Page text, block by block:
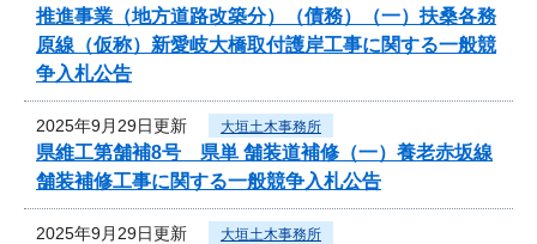
推進事業（地方道路改築分）（債務）（一）扶桑各務
原線（仮称）新愛岐大橋取付護岸工事に関する一般競
争入札公告
2025年9月29日更新 大垣土木事務所
県維工第舗補8号 県単 舗装道補修（一）養老赤坂線
舗装補修工事に関する一般競争入札公告
2025年9月29日更新 大垣土木事務所